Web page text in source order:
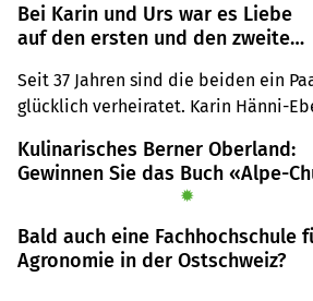
Bei Karin und Urs war es Liebe
auf den ersten und den zweiten
Seit 37 Jahren sind die beiden ein
glücklich verheiratet. Karin Hänni-
Kulinarisches Berner Oberland:
Gewinnen Sie das Buch «Alpe-
✹
Bald auch eine Fachhochschule
Agronomie in der Ostschweiz?